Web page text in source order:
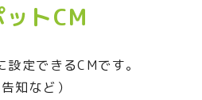
トCM
定できるCMです。
知など）